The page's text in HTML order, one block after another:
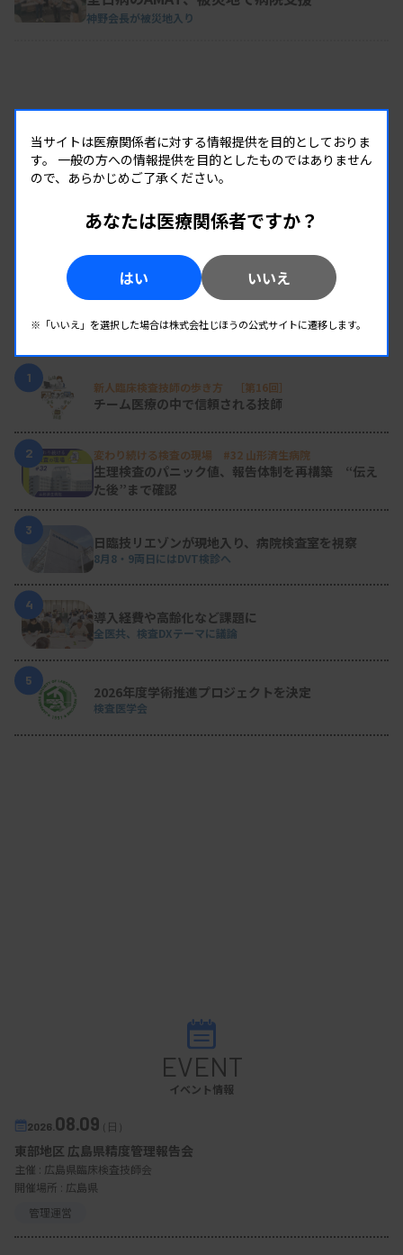
神野会長が被災地入り
RANKING
1
新人臨床検査技師の歩き方 ［第16回］
チーム医療の中で信頼される技師
2 変わり続ける検査の現場 #32 山形済生病院
生理検査のパニック値、報告体制を再構築 “伝え
た後”まで確認
3
日臨技リエゾンが現地入り、病院検査室を視察
8月8・9両日にはDVT検診へ
4
導入経費や高齢化など課題に
全医共、検査DXテーマに議論
5
2026年度学術推進プロジェクトを決定
検査医学会
EVENT
イベント情報
2026. 08.09（日）
東部地区 広島県精度管理報告会
主催 : 広島県臨床検査技師会
開催場所 : 広島県
管理運営
当サイトは医療関係者に対する情報提供を目的としておりま
す。 一般の方への情報提供を目的としたものではありません
ので、あらかじめご了承ください。
あなたは医療関係者ですか？
はい いいえ
※「いいえ」を選択した場合は株式会社じほうの公式サイトに遷移します。